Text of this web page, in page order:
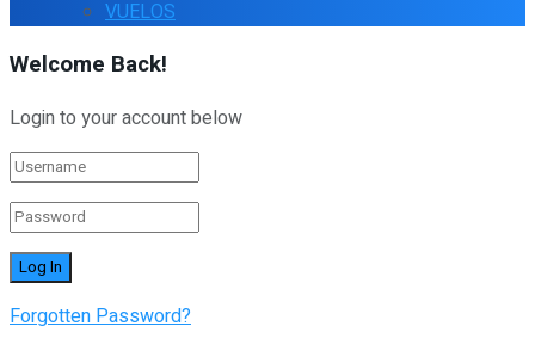
VUELOS
Welcome Back!
Login to your account below
Forgotten Password?